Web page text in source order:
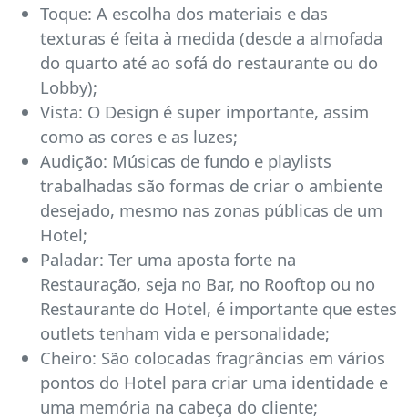
Toque: A escolha dos materiais e das
texturas é feita à medida (desde a almofada
do quarto até ao sofá do restaurante ou do
Lobby);
Vista: O Design é super importante, assim
como as cores e as luzes;
Audição: Músicas de fundo e playlists
trabalhadas são formas de criar o ambiente
desejado, mesmo nas zonas públicas de um
Hotel;
Paladar: Ter uma aposta forte na
Restauração, seja no Bar, no Rooftop ou no
Restaurante do Hotel, é importante que estes
outlets tenham vida e personalidade;
Cheiro: São colocadas fragrâncias em vários
pontos do Hotel para criar uma identidade e
uma memória na cabeça do cliente;